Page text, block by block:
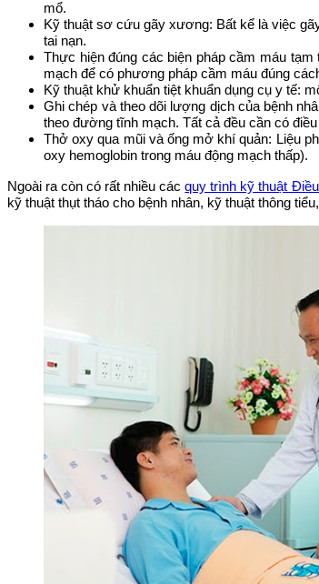
mổ.
Kỹ thuật sơ cứu gãy xương: Bất kể là việc
tai nạn.
Thực hiện đúng các biện pháp cầm máu
mạch để có phương pháp cầm máu đúng
Kỹ thuật khử khuẩn tiệt khuẩn dụng cụ y tế:
Ghi chép và theo dõi lượng dịch của bệnh
theo đường tĩnh mạch. Tất cả đều cần có
Thở oxy qua mũi và ống mở khí quản: Liệu
oxy hemoglobin trong máu động mạch thấp).
Ngoài ra còn có rất nhiều cácquy trình kỹ thuật
kỹ thuật thụt tháo cho bệnh nhân, kỹ thuật thông